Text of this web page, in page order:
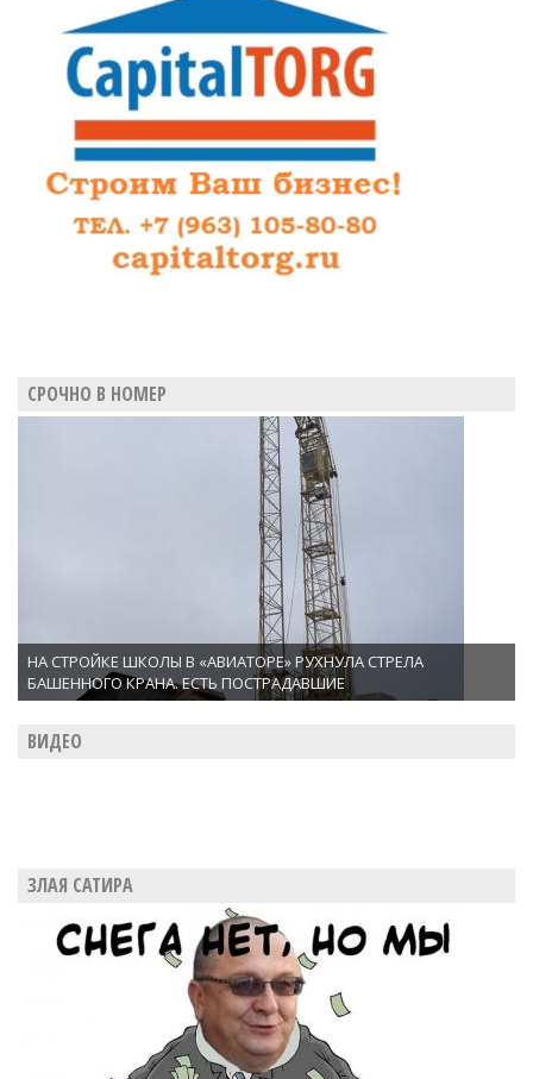
СРОЧНО В НОМЕР
НА СТРОЙКЕ ШКОЛЫ В «АВИАТОРЕ» РУХНУЛА СТРЕЛА
БАШЕННОГО КРАНА. ЕСТЬ ПОСТРАДАВШИЕ
ВИДЕО
ЗЛАЯ САТИРА